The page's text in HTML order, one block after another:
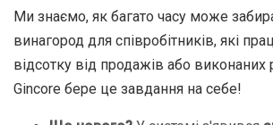
Ми знаємо, як багато часу може
винагород для співробітників, які
відсотку від продажів або виконаних
Gincore бере це завдання на себе!